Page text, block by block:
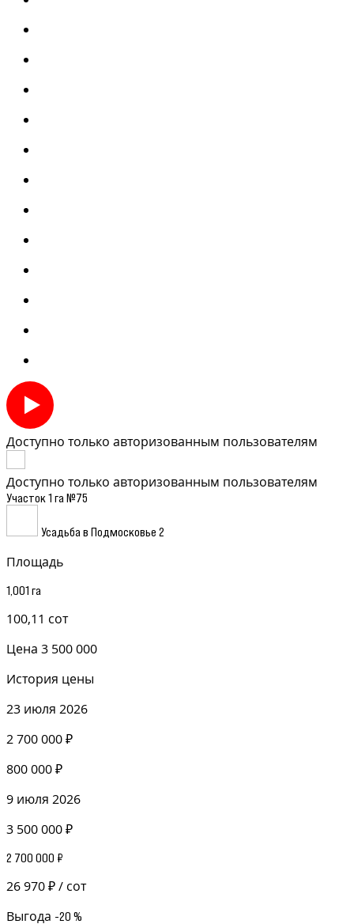
Доступно только авторизованным пользователям
Доступно только авторизованным пользователям
Участок 1 га №75
Усадьба в Подмосковье 2
Площадь
1,001 га
100,11 сот
Цена 3 500 000
История цены
23 июля 2026
2 700 000 ₽
800 000 ₽
9 июля 2026
3 500 000 ₽
2 700 000 ₽
26 970 ₽ / сот
Выгода -20 %